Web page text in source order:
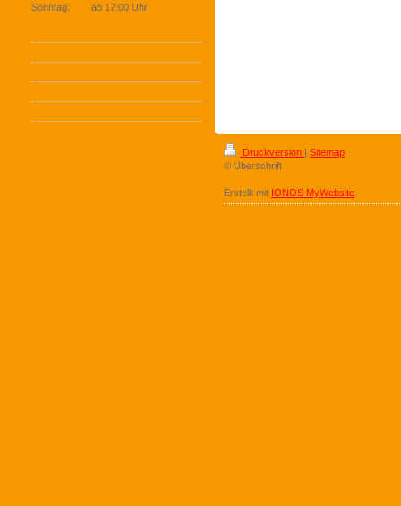
Sonntag: ab 17:00 Uhr
Druckversion | Sitemap
© Überschrift
Erstellt mit IONOS MyWebsite